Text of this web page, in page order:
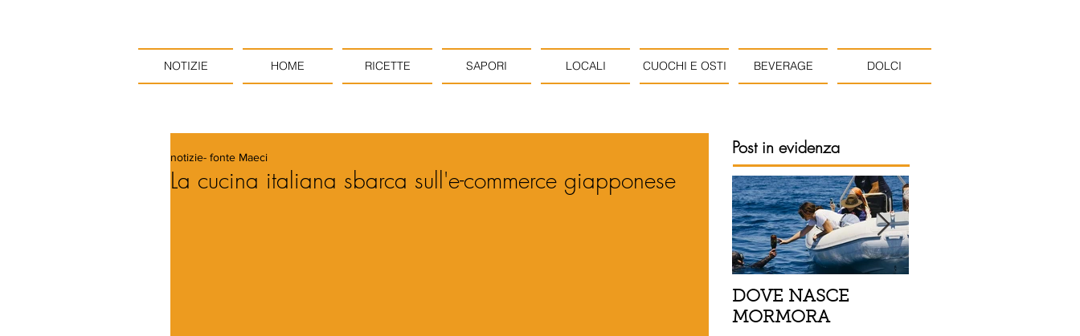
NOTIZIE HOME RICETTE SAPORI LOCALI CUOCHI E OSTI BEVERAGE DOLCI
La cucina italiana sbarca sull'e-commerce giapponese
notizie- fonte Maeci Post in evidenza
DOVE NASCE
MORMORA